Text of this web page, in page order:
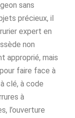
sans
précieux, il
expert en
non
approprié, mais
faire face à
clé, à code
à
l’ouverture